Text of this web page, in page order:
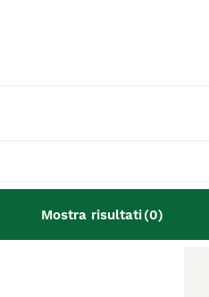
Mostra risultati(0)
un
media un